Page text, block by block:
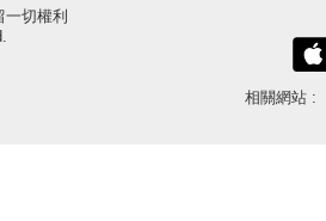
一切權利
相關網站 :